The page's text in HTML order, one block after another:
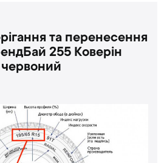
та перенесення
255 Коверін
червоний